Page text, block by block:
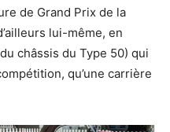
de Grand Prix de la
lui-même, en
châssis du Type 50) qui
qu’une carrière